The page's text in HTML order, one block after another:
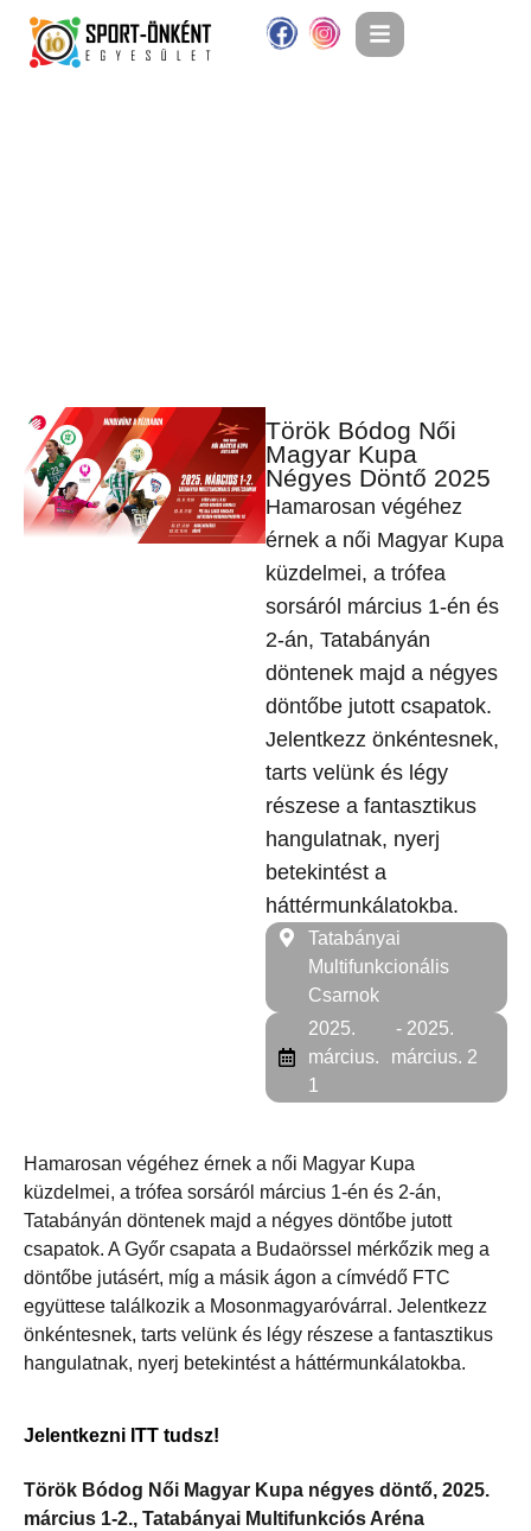
Török Bódog Női
Magyar Kupa
Négyes Döntő 2025
Hamarosan végéhez
érnek a női Magyar Kupa
küzdelmei, a trófea
sorsáról március 1-én és
2-án, Tatabányán
döntenek majd a négyes
döntőbe jutott csapatok.
Jelentkezz önkéntesnek,
tarts velünk és légy
részese a fantasztikus
hangulatnak, nyerj
betekintést a
háttérmunkálatokba.
Tatabányai
Multifunkcionális
Csarnok
2025.
március.
1
- 2025.
március. 2
Hamarosan végéhez érnek a női Magyar Kupa
küzdelmei, a trófea sorsáról március 1-én és 2-án,
Tatabányán döntenek majd a négyes döntőbe jutott
csapatok. A Győr csapata a Budaörssel mérkőzik meg a
döntőbe jutásért, míg a másik ágon a címvédő FTC
együttese találkozik a Mosonmagyaróvárral. Jelentkezz
önkéntesnek, tarts velünk és légy részese a fantasztikus
hangulatnak, nyerj betekintést a háttérmunkálatokba.
Jelentkezni ITT tudsz!
Török Bódog Női Magyar Kupa négyes döntő, 2025.
március 1-2., Tatabányai Multifunkciós Aréna